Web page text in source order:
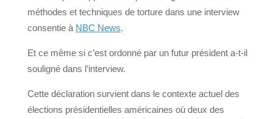
méthodes et techniques de torture dans une interview
consentie à NBC News.
Et ce même si c’est ordonné par un futur président a-t-il
souligné dans l’interview.
Cette déclaration survient dans le contexte actuel des
élections présidentielles américaines où deux des